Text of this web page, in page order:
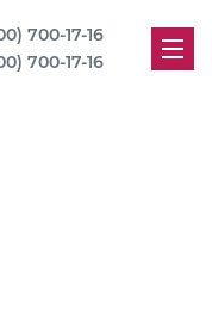
700-17-16
700-17-16